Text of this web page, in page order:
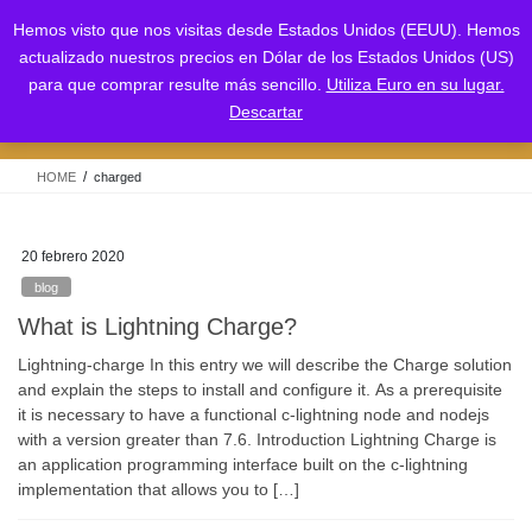
contenido
navegación
charged
HOME charged
20 febrero 2020
blog
What is Lightning Charge?
Lightning-charge In this entry we will describe the Charge solution
and explain the steps to install and configure it. As a prerequisite
it is necessary to have a functional c-lightning node and nodejs
with a version greater than 7.6. Introduction Lightning Charge is
an application programming interface built on the c-lightning
implementation that allows you to […]
Hemos visto que nos visitas desde Estados Unidos (EEUU). Hemos
actualizado nuestros precios en Dólar de los Estados Unidos (US)
para que comprar resulte más sencillo. Utiliza Euro en su lugar.
Descartar